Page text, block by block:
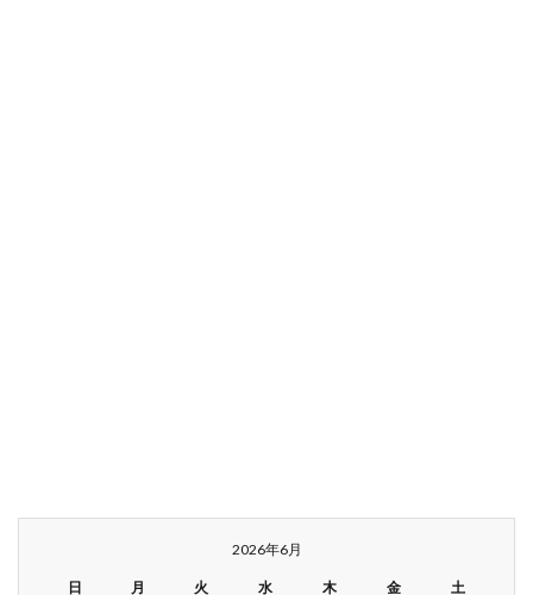
2026年6月
日 月 火 水 木 金 土